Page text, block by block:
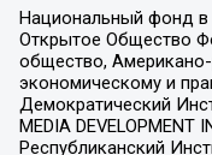
Национальный фонд в
Открытое Общество
общество,
экономическому и
Демократический
MEDIA
Республиканский